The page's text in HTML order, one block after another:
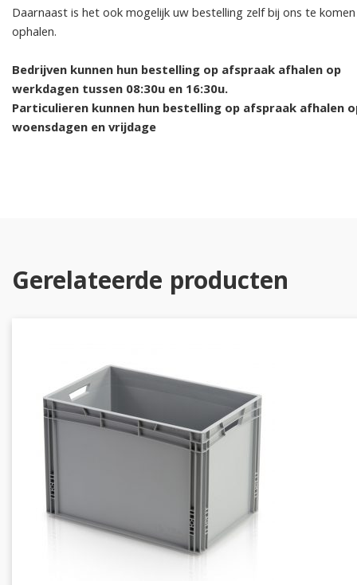
Daarnaast is het ook mogelijk uw bestelling zelf bij ons te komen
ophalen.
Bedrijven kunnen hun bestelling op afspraak afhalen op
werkdagen tussen 08:30u en 16:30u.
Particulieren kunnen hun bestelling op afspraak afhalen
woensdagen en vrijdage
Gerelateerde producten